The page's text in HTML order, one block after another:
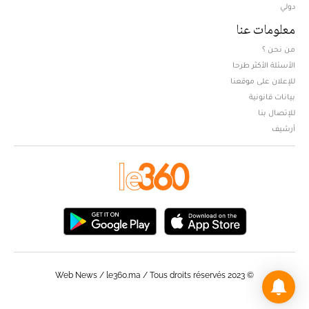
دولي
معلومات عنا
من نحن ؟
الأسئلة الأكثر طرحا
للإعلان على موقعنا
بيانات قانونية
للإتصال بنا
أرشيف
© Web News / le360.ma / Tous droits réservés 2023